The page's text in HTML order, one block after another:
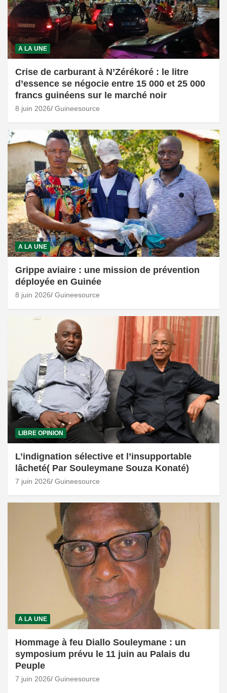
A LA UNE
Crise de carburant à N’Zérékoré : le litre
d’essence se négocie entre 15 000 et 25 000
francs guinéens sur le marché noir
8 juin 2026 Guineesource
A LA UNE
Grippe aviaire : une mission de prévention
déployée en Guinée
8 juin 2026 Guineesource
LIBRE OPINION
L’indignation sélective et l’insupportable
lâcheté( Par Souleymane Souza Konaté)
7 juin 2026 Guineesource
A LA UNE
Hommage à feu Diallo Souleymane : un
symposium prévu le 11 juin au Palais du
Peuple
7 juin 2026 Guineesource